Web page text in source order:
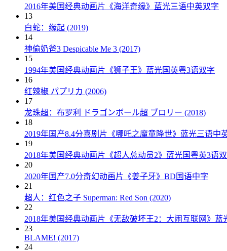
2016年美国经典动画片《海洋奇缘》蓝光三语中英双字
13
白蛇：缘起 (2019)
14
神偷奶爸3 Despicable Me 3 (2017)
15
1994年美国经典动画片《狮子王》蓝光国英粤3语双字
16
红辣椒 パプリカ (2006)
17
龙珠超：布罗利 ドラゴンボール超 ブロリー (2018)
18
2019年国产8.4分喜剧片《哪吒之魔童降世》蓝光三语中
19
2018年美国经典动画片《超人总动员2》蓝光国粤英3语
20
2020年国产7.0分奇幻动画片《姜子牙》BD国语中字
21
超人：红色之子 Superman: Red Son (2020)
22
2018年美国经典动画片《无敌破坏王2：大闹互联网》蓝
23
BLAME! (2017)
24